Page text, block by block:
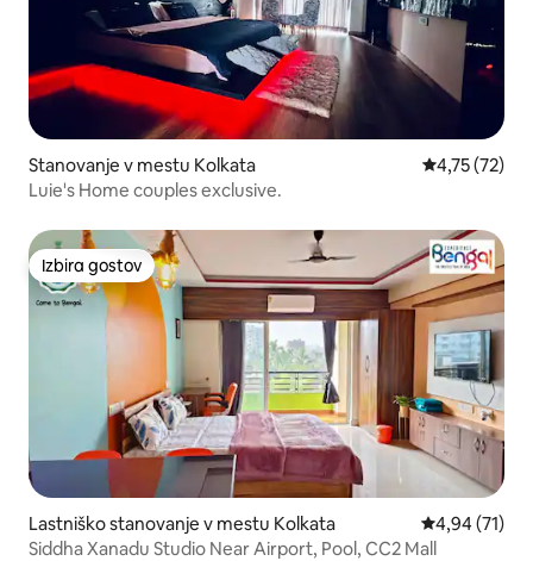
Stanovanje v mestu Kolkata Povprečna
4,75 (72)
Luie's Home couples exclusive.
Izbira gostov
Izbira gostov
Lastniško stanovanje v mestu Kolkata Povprečna
4,94 (71)
Siddha Xanadu Studio Near Airport, Pool, CC2 Mall